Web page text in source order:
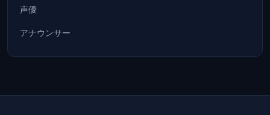
声優
アナウンサー